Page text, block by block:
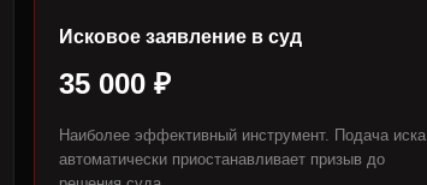
Исковое заявление в суд
35 000 ₽
Наиболее эффективный инструмент. Подача иска
автоматически приостанавливает призыв до